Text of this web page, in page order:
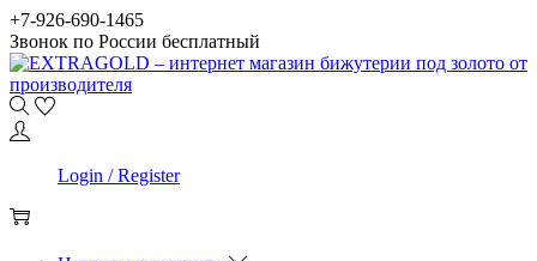
Skip
to
navigation
Skip
to
content
+7-926-690-1465
Звонок по России бесплатный
Login / Register